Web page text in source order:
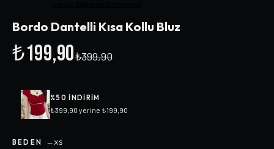
Bordo Dantelli Kısa Kollu Bluz
₺199,90₺399,90
%50 INDIRIM
₺399,90 yerine ₺199,90
BEDEN —XS